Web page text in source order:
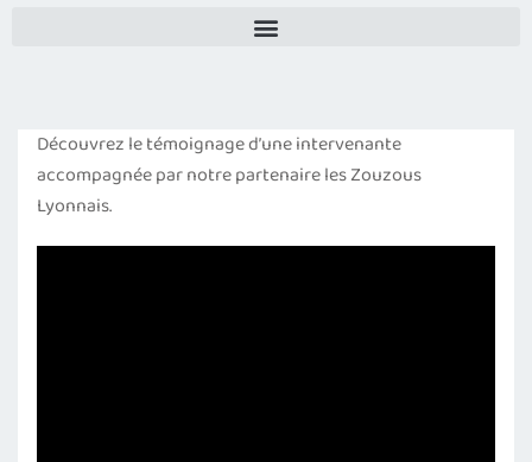
Découvrez le témoignage d’une intervenante
accompagnée par notre partenaire les Zouzous
Lyonnais.